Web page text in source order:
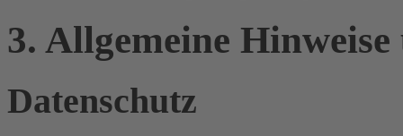
3. Allgemeine
Datenschutz